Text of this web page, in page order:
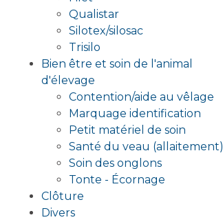
Qualistar
Silotex/silosac
Trisilo
Bien être et soin de l'animal
d'élevage
Contention/aide au vêlage
Marquage identification
Petit matériel de soin
Santé du veau (allaitement)
Soin des onglons
Tonte - Écornage
Clôture
Divers